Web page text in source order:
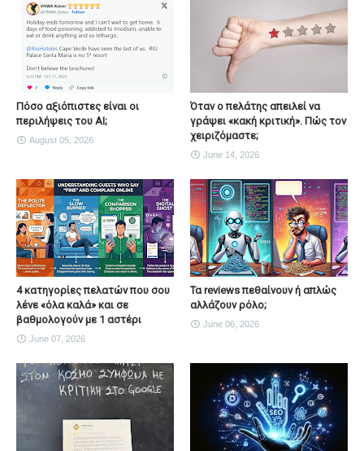
Πόσο αξιόπιστες είναι οι
περιλήψεις του ΑΙ;
August 05, 2026
Όταν ο πελάτης απειλεί να
γράψει «κακή κριτική». Πώς τον
χειριζόμαστε;
June 14, 2026
4 κατηγορίες πελατών που σου
λένε «όλα καλά» και σε
βαθμολογούν με 1 αστέρι
June 07, 2026
Τα reviews πεθαίνουν ή απλώς
αλλάζουν ρόλο;
June 06, 2026